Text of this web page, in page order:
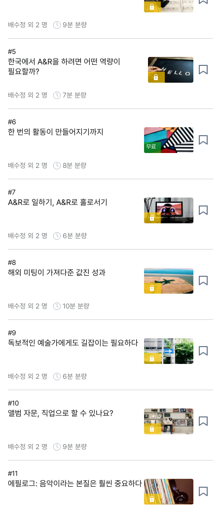
배수정 외 2 명 9분 분량
#5
한국에서 A&R을 하려면 어떤 역량이
필요할까?
배수정 외 2 명 7분 분량
#6
한 번의 활동이 만들어지기까지
무료
배수정 외 2 명 8분 분량
#7
A&R로 일하기, A&R로 홀로서기
배수정 외 2 명 6분 분량
#8
해외 미팅이 가져다준 값진 성과
배수정 외 2 명 10분 분량
#9
독보적인 예술가에게도 길잡이는 필요하다
배수정 외 2 명 6분 분량
#10
앨범 자문, 직업으로 할 수 있나요?
배수정 외 2 명 9분 분량
#11
에필로그: 음악이라는 본질은 훨씬 중요하다